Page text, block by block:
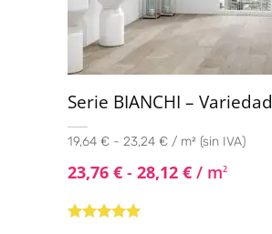
Serie BIANCHI –
19,64 € - 23,24 € / m² (sin IVA)
23,76 € - 28,12 € / m2